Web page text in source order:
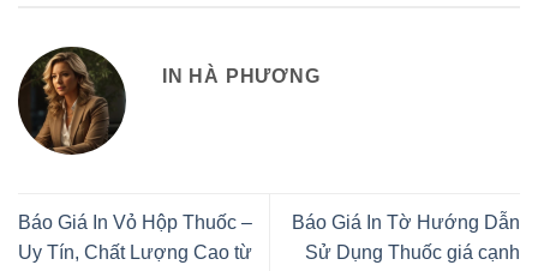
IN HÀ PHƯƠNG
Báo Giá In Vỏ Hộp Thuốc –
Uy Tín, Chất Lượng Cao từ
Báo Giá In Tờ Hướng Dẫn
Sử Dụng Thuốc giá cạnh